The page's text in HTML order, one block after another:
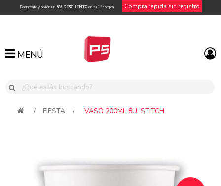
Regístrate y obtén un 5% DESCUENTOen tu 1ª compra Compra rápida sin registro
MENÚ
MENÚ
/ FIESTA / VASO 200ML 8U. STITCH